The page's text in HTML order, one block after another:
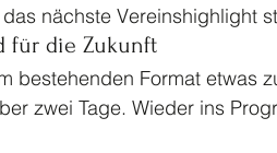
nächste Vereinshighlight
für die Zukunft
bestehenden Format etwas
zwei Tage. Wieder ins